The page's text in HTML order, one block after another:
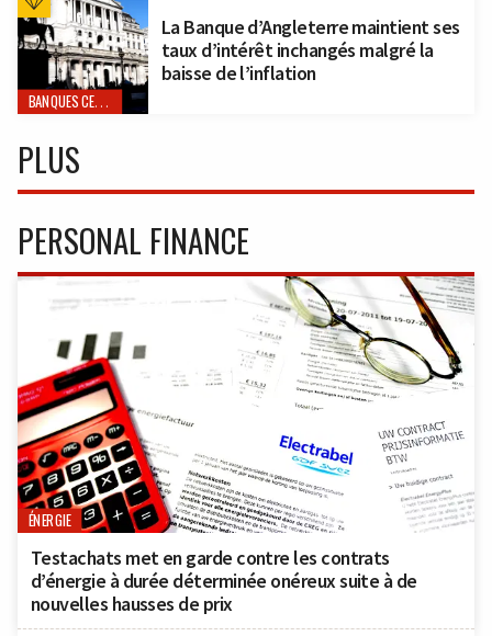
BANQUES CENTRALES
La Banque d’Angleterre maintient ses
taux d’intérêt inchangés malgré la
baisse de l’inflation
PLUS
PERSONAL FINANCE
ÉNERGIE
Testachats met en garde contre les contrats
d’énergie à durée déterminée onéreux suite à de
nouvelles hausses de prix